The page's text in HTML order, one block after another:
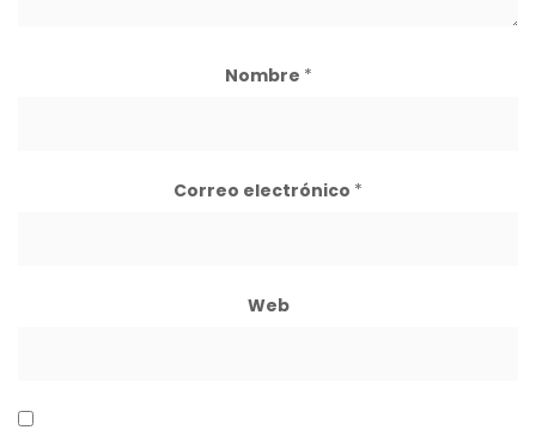
Nombre *
Correo electrónico *
Web